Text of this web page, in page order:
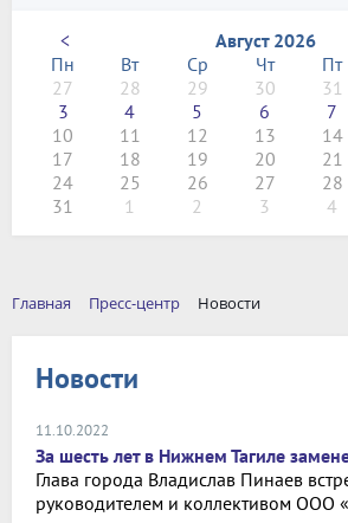
<
Август 2026
Пн
Вт Ср Чт Пт
27
28 29 30 31
3
4 5 6 7
10
11 12 13 14
17
18 19 20 21
24
25 26 27 28
31
1 2 3 4
Главная Пресс-центр Новости
Новости
11.10.2022
За шесть лет в Нижнем Тагиле
Глава города Владислав Пинаев
руководителем и коллективом ООО